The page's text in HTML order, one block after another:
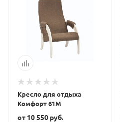
Кресло для отдыха
Комфорт 61М
от 10 550 руб.